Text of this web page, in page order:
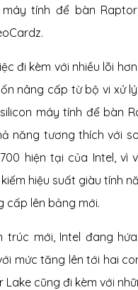
tính để bàn Raptor
đi kèm với nhiều lõi
nâng cấp từ bộ vi xử
máy tính để bàn
năng tương thích với
hiện tại của Intel, vì
hiệu suất giàu tính
cấp lên bảng mới.
​​trúc mới, Intel đang
mức tăng lên tới hai
Lake cũng đi kèm với